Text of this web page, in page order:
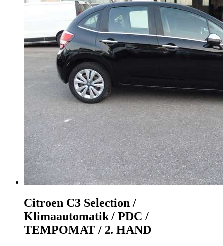
Citroen C3 Selection /
Klimaautomatik / PDC /
TEMPOMAT / 2. HAND